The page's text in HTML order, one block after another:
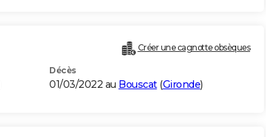
Créer une cagnotte obsèques
Décès
01/03/2022 au Bouscat(Gironde)